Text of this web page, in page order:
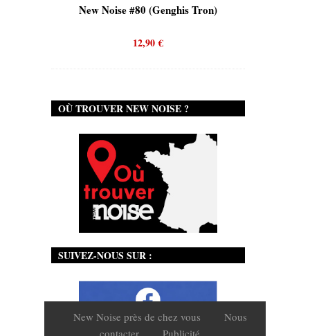
New Noise #80 (Genghis Tron)
12,90€
OÙ TROUVER NEW NOISE ?
SUIVEZ-NOUS SUR :
New Noise près de chez vous
Nous
contacter
Publicité